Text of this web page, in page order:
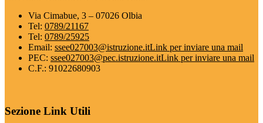
Via Cimabue, 3 – 07026 Olbia
Tel: 0789/21167
Tel: 0789/25925
Email: ssee027003@istruzione.itLink per inviare una mail
PEC: ssee027003@pec.istruzione.itLink per inviare una mail
C.F.: 91022680903
Sezione Link Utili